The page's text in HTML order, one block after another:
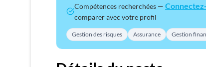
Nos
Compétences recherchées —
comparer avec votre profil
Gestion des risques Assurance Gestion